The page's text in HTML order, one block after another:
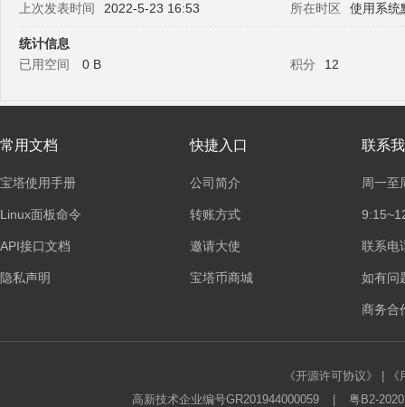
上次发表时间
2022-5-23 16:53 所在时区 使用系统
统计信息
已用空间
0 B 积分 12
常用文档
宝塔使用手册
Linux面板命令
API接口文档
隐私声明
快捷入口
公司简介
转账方式
邀请大使
宝塔币商城
联系
周一至
联系电
如有问
商务合
《开源许可协议》
高新技术企业编号GR201944000059
粤B2-